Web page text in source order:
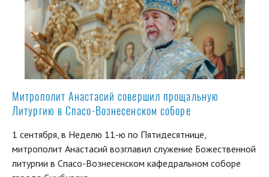
Митрополит Анастасий совершил прощальную
Литургию в Спасо-Вознесенском соборе
1 сентября, в Неделю 11-ю по Пятидесятнице,
митрополит Анастасий возглавил служение Божественной
литургии в Спасо-Вознесенском кафедральном соборе